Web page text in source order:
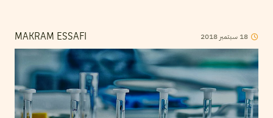
MAKRAM ESSAFI 18 سبتمبر 2018